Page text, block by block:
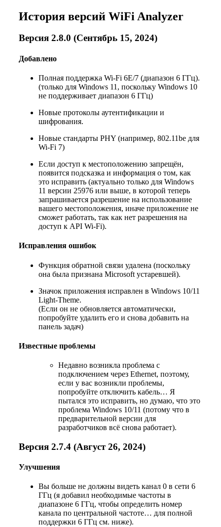
История версий WiFi Analyzer
Версия 2.8.0 (Сентябрь 15, 2024)
Добавлено
Полная поддержка Wi-Fi 6E/7 (диапазон 6 ГГц).
(только для Windows 11, поскольку Windows 10
не поддерживает диапазон 6 ГГц)
Новые протоколы аутентификации и
шифрования.
Новые стандарты PHY (например, 802.11be для
Wi-Fi 7)
Если доступ к местоположению запрещён,
появится подсказка и информация о том, как
это исправить (актуально только для Windows
11 версии 25976 или выше, в которой теперь
запрашивается разрешение на использование
вашего местоположения, иначе приложение не
сможет работать, так как нет разрешения на
доступ к API Wi-Fi).
Исправления ошибок
Функция обратной связи удалена (поскольку
она была признана Microsoft устаревшей).
Значок приложения исправлен в Windows 10/11
Light-Theme.
(Если он не обновляется автоматически,
попробуйте удалить его и снова добавить на
панель задач)
Известные проблемы
Недавно возникла проблема с
подключением через Ethernet, поэтому,
если у вас возникли проблемы,
попробуйте отключить кабель… Я
пытался это исправить, но думаю, что это
проблема Windows 10/11 (потому что в
предварительной версии для
разработчиков всё снова работает).
Версия 2.7.4 (Август 26, 2024)
Улучшения
Вы больше не должны видеть канал 0 в сети 6
ГГц (я добавил необходимые частоты в
диапазоне 6 ГГц, чтобы определить номер
канала по центральной частоте… для полной
поддержки 6 ГГц см. ниже).